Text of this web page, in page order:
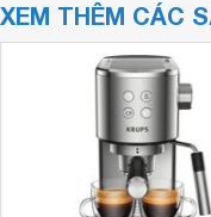
XEM THÊM CÁC